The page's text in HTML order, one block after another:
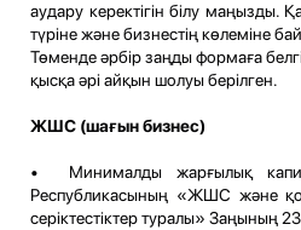
аудару керектігін білу маңызды.
түріне және бизнестің көлеміне
Төменде әрбір заңды формаға
қысқа әрі айқын шолуы берілген.
ЖШС (шағын бизнес)
• Минималды жарғылық
Республикасының «ЖШС және
серіктестіктер туралы» Заңының